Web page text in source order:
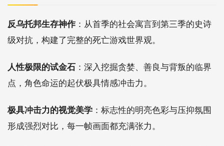
反乌托邦生存神作：从首季的社会寓言到第三季的史诗
级对抗，构建了完整的死亡游戏世界观。
人性极限的试金石 ：深入挖掘贪婪、善良与背叛的临界
点，角色命运的起伏极具情感冲击力。
极具冲击力的视觉美学 ：标志性的明亮色彩与压抑氛围
形成强烈对比，每一帧画面都充满张力。